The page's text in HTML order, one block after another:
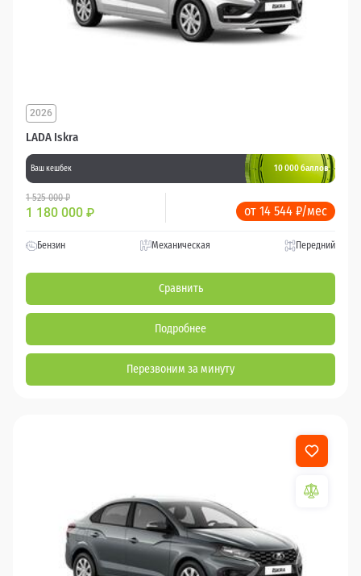
LADA Iskra
2026
Ваш кешбек 10 000 баллов
1 525 000 ₽
1 180 000 ₽ от 14 544 ₽/мес
Бензин Механическая Передний
Сравнить
Подробнее
Перезвоним за минуту